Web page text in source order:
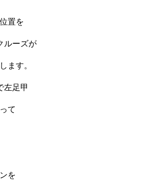
置を
ルーズが
ます。
左足甲
て
を